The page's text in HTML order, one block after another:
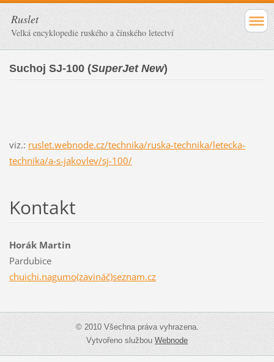
Ruslet
Velká encyklopedie ruského a čínského letectví
Suchoj SJ-100 (SuperJet New)
viz.: ruslet.webnode.cz/technika/ruska-technika/letecka-
technika/a-s-jakovlev/sj-100/
Kontakt
Horák Martin
Pardubice
chuichi.nagumo(zavináč)seznam.cz
© 2010 Všechna práva vyhrazena.
Vytvořeno službouWebnode